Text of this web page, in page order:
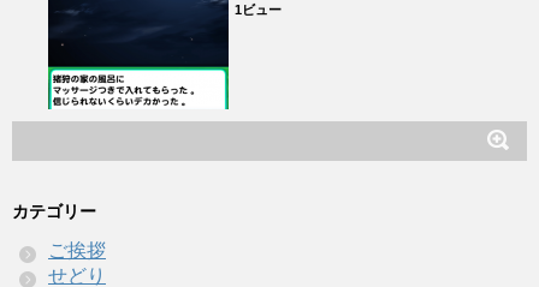
1ビュー
カテゴリー
ご挨拶
せどり